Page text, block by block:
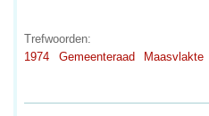
Trefwoorden:
1974
Gemeenteraad Maasvlakte